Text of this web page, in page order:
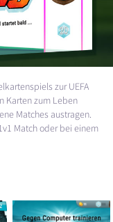
zurUEFA
Karten zum Leben
Matches austragen.
Match oder bei einem